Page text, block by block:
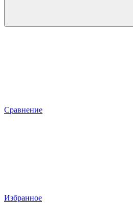
Сравнение
Избранное